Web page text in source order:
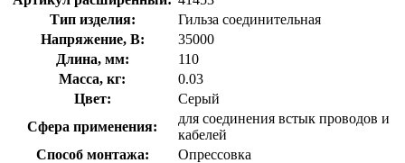
Тип изделия:
Гильза соединительная
Напряжение, В:
35000
Длина, мм:
110
Масса, кг:
0.03
Цвет:
Серый
Сфера применения:
для соединения встык проводов и
кабелей
Способ монтажа:
Опрессовка